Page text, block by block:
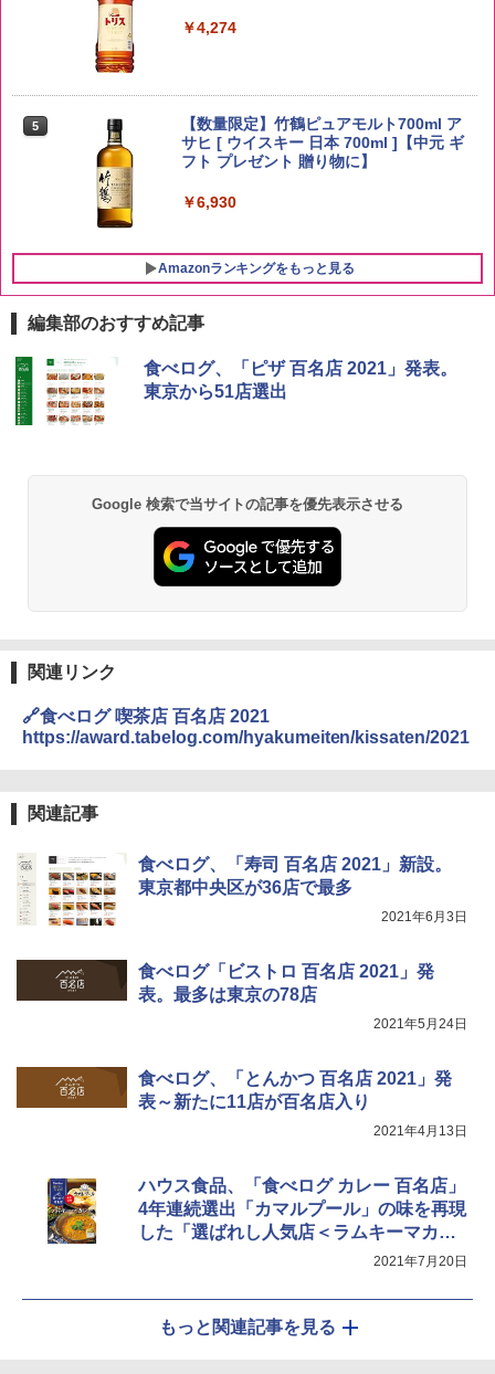
5kg 長野県産 令和7年産
￥3,980
￥4,274
5
【数量限定】竹鶴ピュアモルト700ml ア
サヒ [ ウイスキー 日本 700ml ]【中元 ギ
フト プレゼント 贈り物に】
￥6,930
Amazonランキングをもっと見る
チキンラーメン どんぶり 85g×12個 日清
食品 インスタント カップ麺
国分 tabete だし麺 千葉県産はまぐりだ
し 塩らーめん 108g×10袋 保存食 備蓄
￥2,323
3
麺 小腹 インスタント アウトドアにも ロ
ーリングストック 大人買い おやつカン
パニー
カップヌードル カップヌードルPRO し
ょうゆ 高たんぱく&低糖質 さらに塩分控
えめ 75g×12個
カップヌードル カップヌードルPRO シ
￥2,885
[山善] スチームオーブンレンジ 25L 一人
暮らし 二人暮らし フラットテーブル ス
チーム調理 自動メニュー19種搭載 角皿
シャープ 過熱水蒸気 オーブンレンジ 23
L 1段調理 ブラック RE-WF232-B シンプ
ル操作 コンパクト 一人暮らし 二人暮ら
￥34,280
ジ 石窯ドーム ER-D80A(K) ブラック 25
0℃ 1段調理 フラットテーブル 電子レン
ジ 赤外線センサー ノンフライ調理 簡単
お手入れ 小型 新生活 一人暮らし 二人暮
￥34,266
AX-XJ1-B ブラック 30L 2段調理 コンベ
クション トースト機能
￥44,800
編集部のおすすめ記事
食べログ、「ピザ 百名店 2021」発表。
東京から51店選出
Google 検索で当サイトの記事を優先表示させる
関連リンク
🔗食べログ 喫茶店 百名店 2021
https://award.tabelog.com/hyakumeiten/kissaten/2021
関連記事
食べログ、「寿司 百名店 2021」新設。
東京都中央区が36店で最多
2021年6月3日
食べログ「ビストロ 百名店 2021」発
表。最多は東京の78店
2021年5月24日
食べログ、「とんかつ 百名店 2021」発
表～新たに11店が百名店入り
2021年4月13日
ハウス食品、「食べログ カレー 百名店」
4年連続選出「カマルプール」の味を再現
した「選ばれし人気店＜ラムキーマカレ
2021年7月20日
もっと関連記事を見る